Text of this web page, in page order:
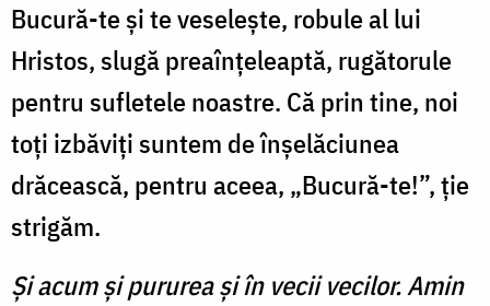
Bucură-te și te veselește, robule al lui
Hristos, slugă preaînțeleaptă, rugătorule
pentru sufletele noastre. Că prin tine, noi
toți izbăviți suntem de înșelăciunea
drăcească, pentru aceea, „Bucură-te!”, ție
strigăm.
Şi acum şi pururea şi în vecii vecilor. Amin